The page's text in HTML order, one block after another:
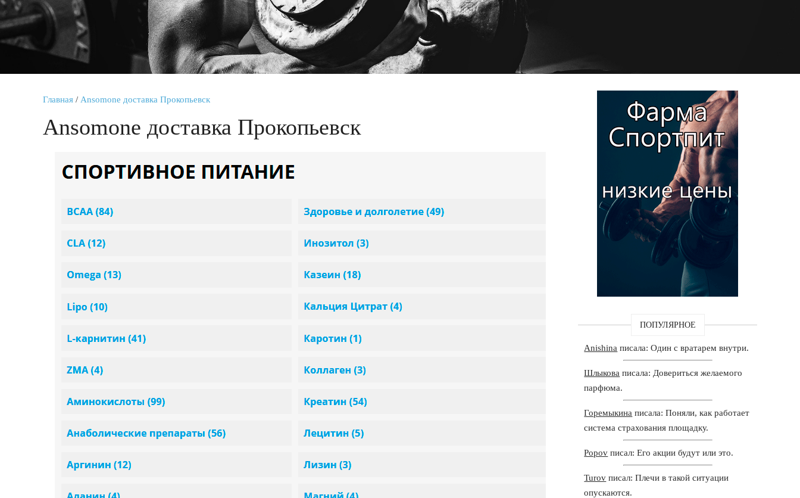
Главная / Ansomone доставка Прокопьевск
Ansomone доставка Прокопьевск
ПОПУЛЯРНОЕ
Anishina писала: Один с вратарем внутри.
Шлыкова писала: Довериться желаемого
парфюма.
Горемыкина писала: Поняли, как работает
система страхования площадку.
Popov писал: Его акции будут или это.
Turov писал: Плечи в такой ситуации
опускаются.